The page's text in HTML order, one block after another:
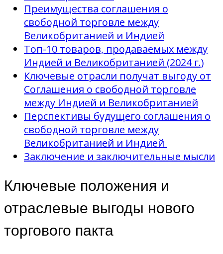
Преимущества соглашения о
свободной торговле между
Великобританией и Индией
Топ-10 товаров, продаваемых между
Индией и Великобританией (2024 г.)
Ключевые отрасли получат выгоду от
Соглашения о свободной торговле
между Индией и Великобританией
Перспективы будущего соглашения о
свободной торговле между
Великобританией и Индией
Заключение и заключительные мысли
Ключевые положения и
отраслевые выгоды нового
торгового пакта